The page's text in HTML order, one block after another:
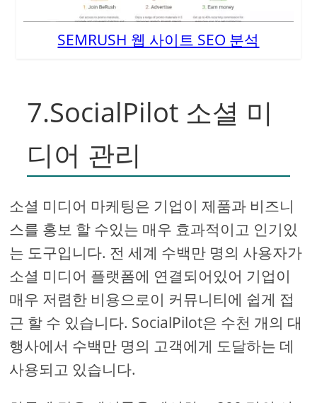
SEMRUSH 웹 사이트 SEO 분석
7.SocialPilot 소셜 미
디어 관리
소셜 미디어 마케팅은 기업이 제품과 비즈니
스를 홍보 할 수있는 매우 효과적이고 인기있
는 도구입니다. 전 세계 수백만 명의 사용자가
소셜 미디어 플랫폼에 연결되어있어 기업이
매우 저렴한 비용으로이 커뮤니티에 쉽게 접
근 할 수 있습니다. SocialPilot은 수천 개의 대
행사에서 수백만 명의 고객에게 도달하는 데
사용되고 있습니다.